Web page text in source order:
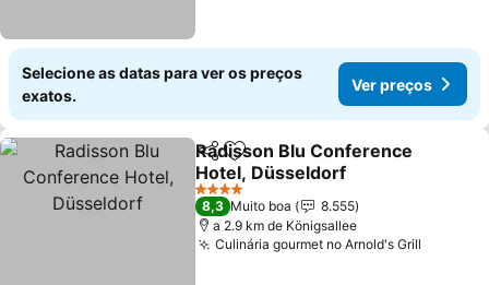
Selecione as datas para ver os preços
exatos.
Ver preços
PartilharAdicionar aos favoritos
Radisson Blu Conference
Hotel, Düsseldorf
Ver preços
4 Estrelas
8,3 Muito boa
8.555
a 2.9 km de Königsallee
Culinária gourmet no Arnold's Grill